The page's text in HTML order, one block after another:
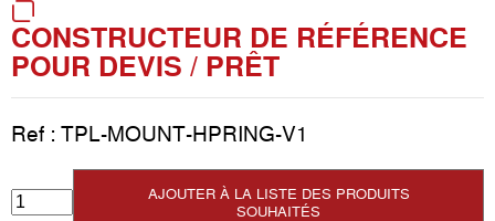
CONSTRUCTEUR DE RÉFÉRENCE
POUR DEVIS / PRÊT
Ref : TPL-MOUNT-HPRING-V1
AJOUTER À LA LISTE DES PRODUITS
SOUHAITÉS